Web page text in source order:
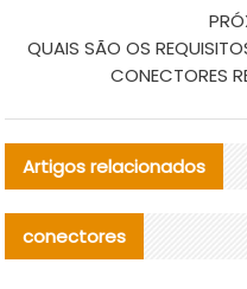
QUAIS SÃO OS
CONECTORES
Artigos relacionados
conectores